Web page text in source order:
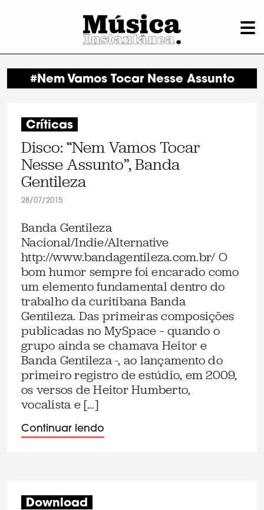
#Nem Vamos Tocar Nesse Assunto
Críticas
Disco: “Nem Vamos Tocar
Nesse Assunto”, Banda
Gentileza
28/07/2015
Banda Gentileza
Nacional/Indie/Alternative
http://www.bandagentileza.com.br/ O
bom humor sempre foi encarado como
um elemento fundamental dentro do
trabalho da curitibana Banda
Gentileza. Das primeiras composições
publicadas no MySpace – quando o
grupo ainda se chamava Heitor e
Banda Gentileza -, ao lançamento do
primeiro registro de estúdio, em 2009,
os versos de Heitor Humberto,
vocalista e […]
Continuar lendo
Download